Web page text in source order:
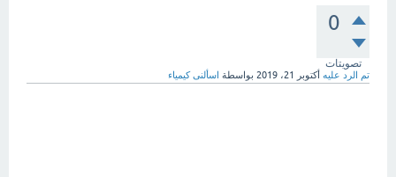
0
تصويتات
تم الرد عليه أكتوبر 21، 2019 بواسطة اسألنى كيمياء